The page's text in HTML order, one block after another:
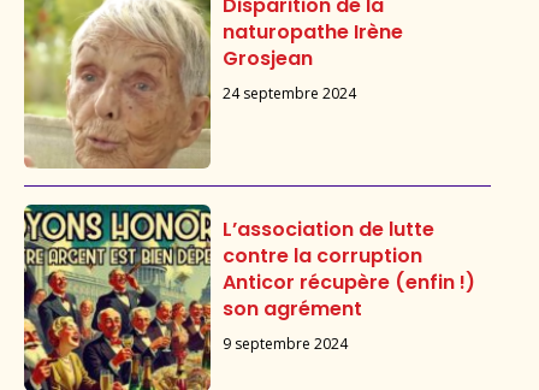
Disparition de la
naturopathe Irène
Grosjean
24 septembre 2024
L’association de lutte
contre la corruption
Anticor récupère (enfin !)
son agrément
9 septembre 2024